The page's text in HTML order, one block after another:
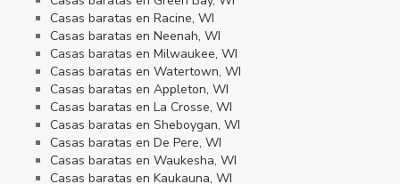
Casas baratas en Racine, WI
Casas baratas en Neenah, WI
Casas baratas en Milwaukee, WI
Casas baratas en Watertown, WI
Casas baratas en Appleton, WI
Casas baratas en La Crosse, WI
Casas baratas en Sheboygan, WI
Casas baratas en De Pere, WI
Casas baratas en Waukesha, WI
Casas baratas en Kaukauna, WI